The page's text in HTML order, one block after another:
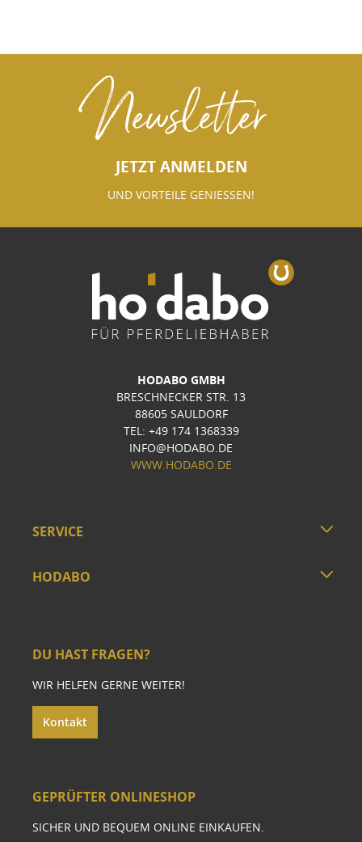
Newsletter
JETZT ANMELDEN
UND VORTEILE GENIESSEN!
HODABO GMBH
BRESCHNECKER STR. 13
88605 SAULDORF
TEL: +49 174 1368339
INFO@HODABO.DE
WWW.HODABO.DE
SERVICE
HODABO
DU HAST FRAGEN?
WIR HELFEN GERNE WEITER!
Kontakt
GEPRÜFTER ONLINESHOP
SICHER UND BEQUEM ONLINE EINKAUFEN.